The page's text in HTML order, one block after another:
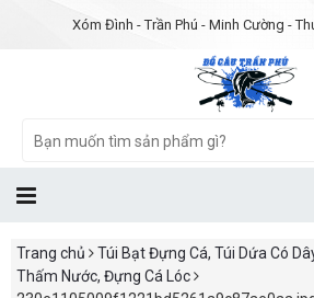
Xóm Đình - Trần Phú - Minh Cường -
Trang chủ
Túi Bạt Đựng Cá, Túi Dứa Có
Thấm Nước, Đựng Cá Lóc